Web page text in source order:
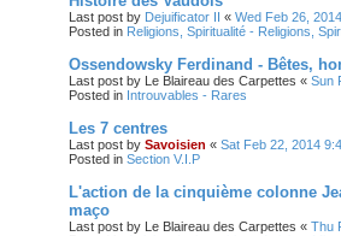
Last post by Dejuificator II « Wed Feb 26,
Posted in Religions, Spiritualité - Religions,
Ossendowsky Ferdinand - Bêtes,
Last post by Le Blaireau des Carpettes « Sun
Posted in Introuvables - Rares
Les 7 centres
Last post by Savoisien « Sat Feb 22, 2014
Posted in Section V.I.P
L'action de la cinquième colonne
maço
Last post by Le Blaireau des Carpettes « Thu